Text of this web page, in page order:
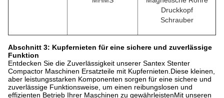
Druckkopf
Schrauber
Abschnitt 3: Kupfernieten für eine sichere und zuverlässige
Funktion
Entdecken Sie die Zuverlässigkeit unserer Santex Stenter
Compactor Maschinen Ersatzteile mit Kupfernieten.Diese kleinen,
aber leistungsstarken Komponenten sorgen für eine sichere und
zuverlässige Funktionsweise, um einen reibungslosen und
effizienten Betrieb Ihrer Maschinen zu gewährleistenMit unseren